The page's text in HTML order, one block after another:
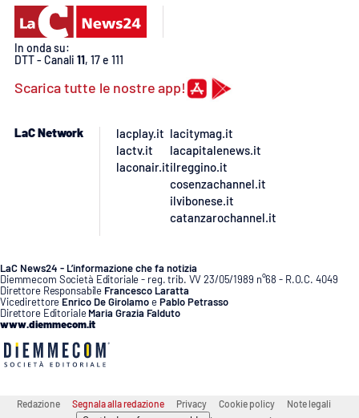
In onda su:
DTT - Canali 11, 17 e 111
Scarica tutte le nostre app!
LaC Network
lacplay.it
lactv.it
laconair.it
lacitymag.it
lacapitalenews.it
ilreggino.it
cosenzachannel.it
ilvibonese.it
catanzarochannel.it
LaC News24 - L’informazione che fa notizia
Diemmecom Società Editoriale - reg. trib. VV 23/05/1989 n°68 - R.O.C. 4049
Direttore Responsabile Francesco Laratta
Vicedirettore Enrico De GirolamoePablo Petrasso
Direttore Editoriale Maria Grazia Falduto
www.diemmecom.it
Redazione Segnala alla redazione Privacy Cookie policy Note legali